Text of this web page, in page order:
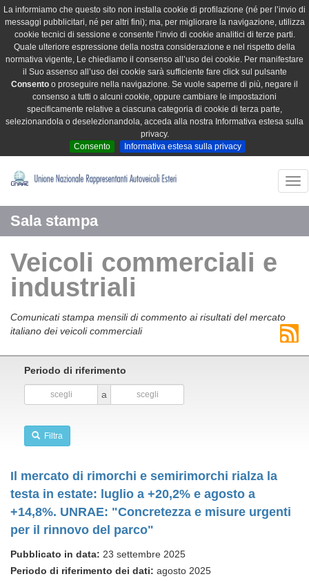
La informiamo che questo sito non installa cookie di profilazione (né per l’invio di
messaggi pubblicitari, né per altri fini); ma, per migliorare la navigazione, utilizza
cookie tecnici di sessione e consente l’invio di cookie analitici di terze parti.
Quale ulteriore espressione della nostra considerazione e nel rispetto della
normativa vigente, Le chiediamo il consenso all’uso dei cookie. Per manifestare
il Suo assenso all’uso dei cookie sarà sufficiente fare click sul pulsante
Consento o proseguire nella navigazione. Se vuole saperne di più, negare il
consenso a tutti o alcuni cookie, oppure cambiare le impostazioni
specificamente relative a ciascuna categoria di cookie di terza parte,
selezionandola o deselezionandola, acceda alla nostra Informativa estesa sulla
privacy.
Consento
Informativa estesa sulla privacy
Sala stampa
Veicoli commerciali e
industriali
Comunicati stampa mensili di commento ai risultati del mercato
italiano dei veicoli commerciali
Periodo di riferimento
a
Filtra
Il mercato di rimorchi e semirimorchi rialza la
testa in estate: luglio a +20,2% e agosto a
+14,8%. UNRAE: "Concretezza e misure urgenti
per il rinnovo del parco"
Pubblicato in data: 23 settembre 2025
Periodo di riferimento dei dati: agosto 2025